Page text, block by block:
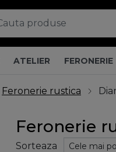
ATELIER FERONERIE
Feronerie rustica
Feronerie
Sorteaza